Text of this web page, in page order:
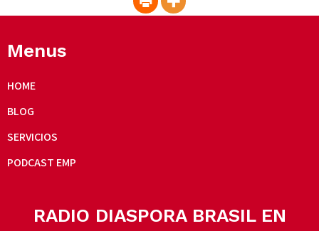
Menus
HOME
BLOG
SERVICIOS
PODCAST EMP
RADIO DIASPORA BRASIL EN